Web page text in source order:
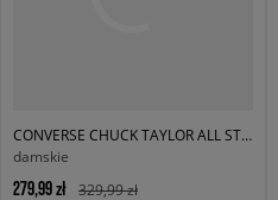
CONVERSE CHUCK TAYLOR ALL STAR OX
damskie
279,99 zł
329,99 zł